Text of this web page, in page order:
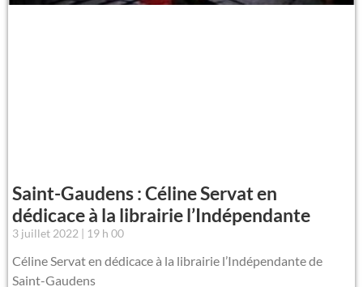
Saint-Gaudens : Céline Servat en
dédicace à la librairie l’Indépendante
3 juillet 2022 19 h 00
Céline Servat en dédicace à la librairie l’Indépendante de
Saint-Gaudens